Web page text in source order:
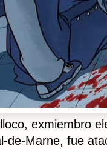
exmiembro
de-Marne, fue